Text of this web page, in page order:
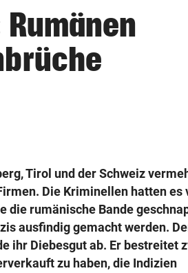
Tirol und der Schweiz
Die Kriminellen hatten es
die rumänische Bande
ausfindig gemacht werden.
ihr Diebesgut ab. Er bestreitet
zu haben, die Indizien